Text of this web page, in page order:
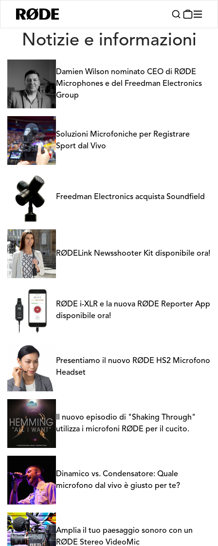
Notizie
Notizie e informazioni
Damien Wilson nominato CEO di RØDE
Microphones e del Freedman Electronics
Group
Soluzioni Microfoniche per Registrare
Sport dal Vivo
Freedman Electronics acquista Soundfield
RØDELink Newsshooter Kit disponibile ora!
RØDE i-XLR e la nuova RØDE Reporter App
disponibile ora!
Presentiamo il nuovo RØDE HS2 Microfono
Headset
Il nuovo episodio di "Shaking Through"
utilizza i microfoni RØDE per il cucito.
Dinamico vs. Condensatore: Quale
microfono dal vivo è giusto per te?
Amplia il tuo paesaggio sonoro con un
RØDE Stereo VideoMic